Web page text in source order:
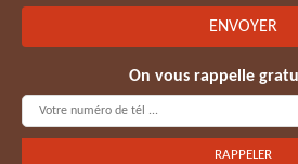
On vous rappelle